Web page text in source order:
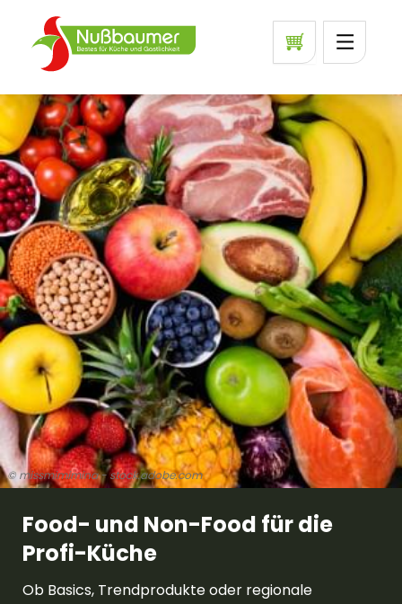
© missmimimina - stock.adobe.com
Food- und Non-Food für die
Profi-Küche
Ob Basics, Trendprodukte oder regionale